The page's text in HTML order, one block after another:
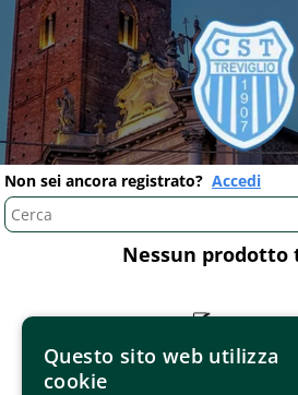
Non sei ancora registrato? Accedi
Nessun prodotto
Questo sito web utilizza
cookie